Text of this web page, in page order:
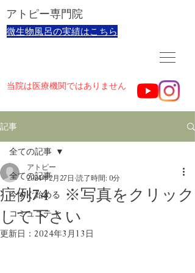
​アトピー専門院
​微生物風呂の実績はこちら
当院は医療機関ではありません
記事
全ての記事
今すぐ始める
コミュニティ
全ての記事
症例74 ※写真をクリック
して下さい
アトピー
2024年2月27日 読了時間: 0分
更新日： 2024年3月13日